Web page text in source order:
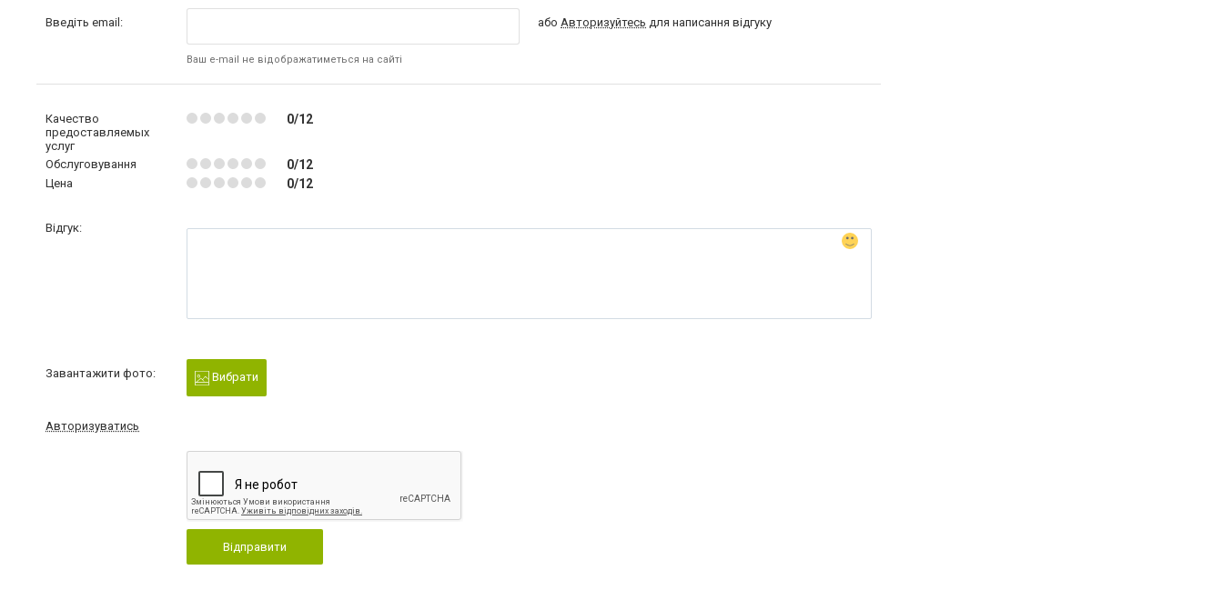
Введіть email:
Ваш e-mail не відображатиметься на сайті
абоАвторизуйтесь для написання відгуку
Качество
предоставляемых
услуг
0/12
Обслуговування 0/12
Цена 0/12
Відгук:
Завантажити фото: Вибрати
Авторизуватись
Відправити